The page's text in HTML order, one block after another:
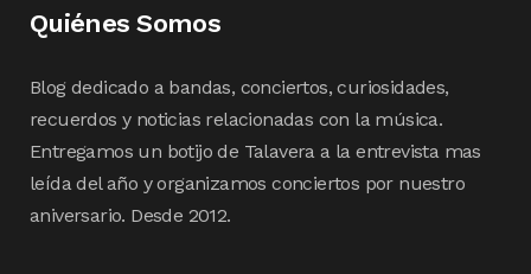
Quiénes Somos
Blog dedicado a bandas, conciertos, curiosidades,
recuerdos y noticias relacionadas con la música.
Entregamos un botijo de Talavera a la entrevista mas
leída del año y organizamos conciertos por nuestro
aniversario. Desde 2012.